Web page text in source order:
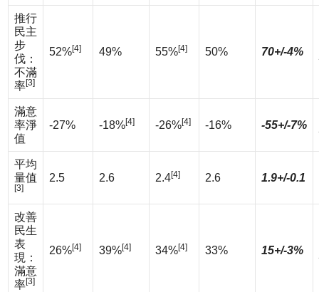
推行
民主
步
伐：
不滿
率[3]
52%[4] 49% 55%[4] 50% 70+/-4%
滿意
率淨
值
-27% -18%[4] -26%[4] -16% -55+/-7%
平均
量值
[3]
2.5 2.6 2.4[4] 2.6 1.9+/-0.1
改善
民生
表
現：
滿意
率[3]
26%[4] 39%[4] 34%[4] 33% 15+/-3%